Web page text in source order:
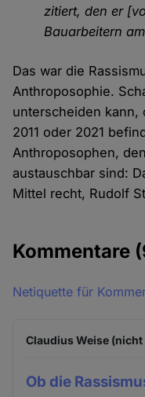
zitiert, den er
Bauarbeitern
Das war die
Anthroposophie.
unterscheiden kann,
2011 oder 2021
Anthroposophen,
austauschbar sind:
Mittel recht, Rudolf
Kommentare
Netiquette für
Claudius Weise
Ob die